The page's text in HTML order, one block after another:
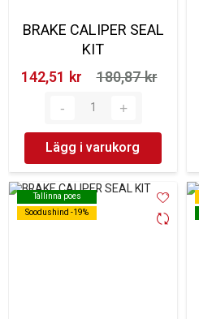
BRAKE CALIPER SEAL
KIT
142,51 kr‎
180,87 kr‎
Lägg i varukorg
Tallinna poes
Soodushind -19%
Tallinna poes
Soodushind -19%